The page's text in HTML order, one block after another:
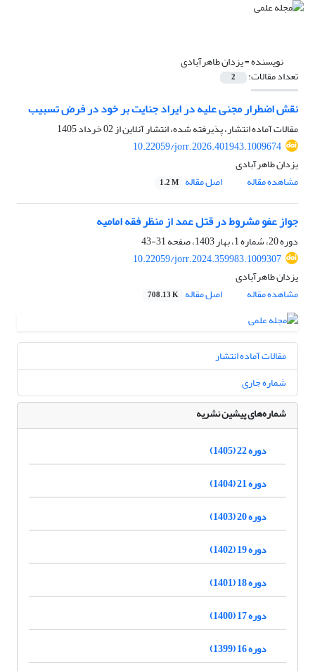
نویسنده =یزدان طاهرآبادی
تعداد مقالات: 2
نقش اضطرار مجنی علیه در ایراد جنایت بر خود در فرض تسبیب
مقالات آماده انتشار، پذیرفته شده، انتشار آنلاین از02 خرداد 1405
10.22059/jorr.2026.401943.1009674
یزدان طاهرآبادی
مشاهده مقاله
اصل مقاله 1.2 M
جواز عفو مشروط در قتل عمد از منظر فقه امامیه
دوره 20، شماره 1، بهار 1403، صفحه
31-43
10.22059/jorr.2024.359983.1009307
یزدان طاهرآبادی
مشاهده مقاله
اصل مقاله 708.13 K
مقالات آماده انتشار
شماره جاری
شماره‌های پیشین نشریه
دوره 22 (1405)
دوره 21 (1404)
دوره 20 (1403)
دوره 19 (1402)
دوره 18 (1401)
دوره 17 (1400)
دوره 16 (1399)